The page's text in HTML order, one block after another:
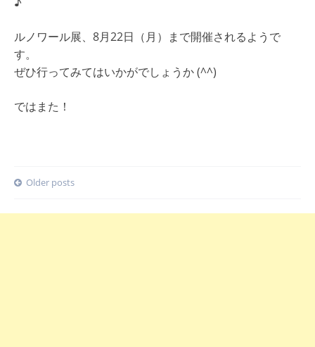
ルノワール展、8月22日（月）まで開催されるようで
す。
ぜひ行ってみてはいかがでしょうか (^^)
ではまた！
Posts
Older posts